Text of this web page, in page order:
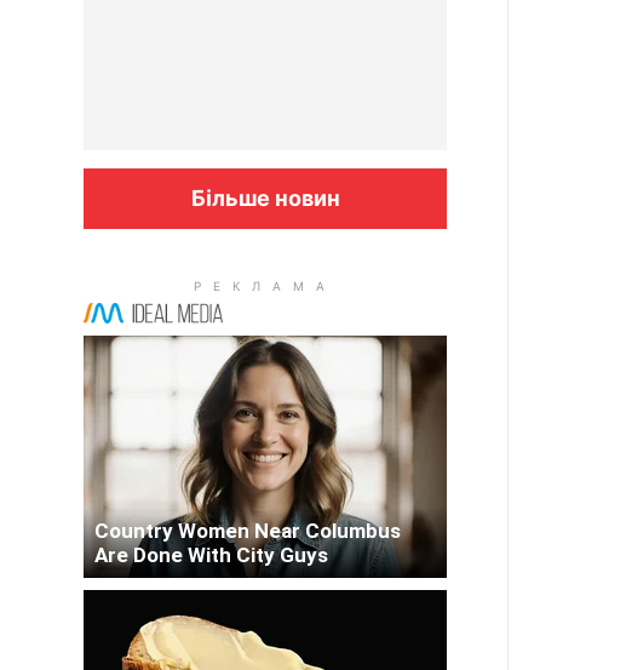
Більше новин
Country Women Near Columbus
Are Done With City Guys